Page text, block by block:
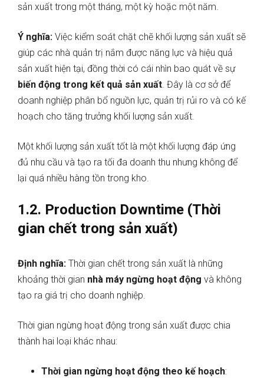
sản xuất trong một tháng, một kỳ hoặc một năm.
Ý nghĩa: Việc kiểm soát chặt chẽ khối lượng sản xuất sẽ
giúp các nhà quản trị nắm được năng lực và hiệu quả
sản xuất hiện tại, đồng thời có cái nhìn bao quát về sự
biến động trong kết quả sản xuất. Đây là cơ sở để
doanh nghiệp phân bổ nguồn lực, quản trị rủi ro và có kế
hoạch cho tăng trưởng khối lượng sản xuất.
Một khối lượng sản xuất tốt là một khối lượng đáp ứng
đủ nhu cầu và tạo ra tối đa doanh thu nhưng không để
lại quá nhiều hàng tồn trong kho.
1.2. Production Downtime (Thời
gian chết trong sản xuất)
Định nghĩa: Thời gian chết trong sản xuất là những
khoảng thời gian nhà máy ngừng hoạt động và không
tạo ra giá trị cho doanh nghiệp.
Thời gian ngừng hoạt động trong sản xuất được chia
thành hai loại khác nhau:
Thời gian ngừng hoạt động theo kế hoạch: